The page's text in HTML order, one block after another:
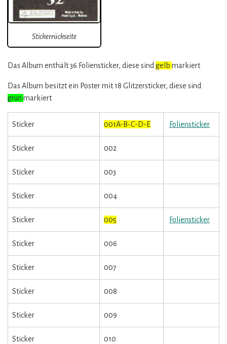
Stickerrückseite
Das Album enthält 36 Foliensticker, diese sind gelb markiert
Das Album besitzt ein Poster mit 18 Glitzersticker, diese sind
grün markiert
Sticker 001A-B-C-D-E Foliensticker
Sticker 002
Sticker 003
Sticker 004
Sticker 005 Foliensticker
Sticker 006
Sticker 007
Sticker 008
Sticker 009
Sticker 010